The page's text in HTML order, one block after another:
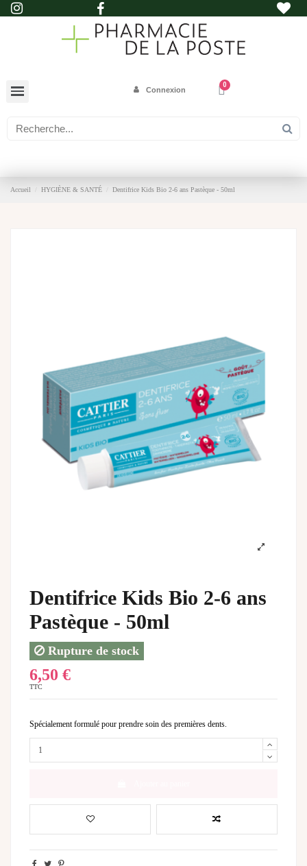
Connexion
Accueil HYGIÈNE & SANTÉ Dentifrice Kids Bio 2-6 ans Pastèque - 50ml
Dentifrice Kids Bio 2-6 ans
Pastèque - 50ml
Rupture de stock
6,50 €
TTC
Spécialement formulé pour prendre soin des premières dents.